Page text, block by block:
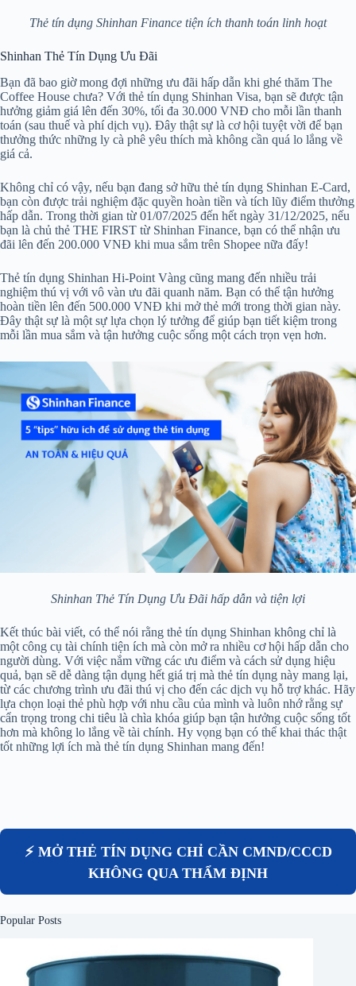
Thẻ tín dụng Shinhan Finance tiện ích thanh toán linh hoạt
Shinhan Thẻ Tín Dụng Ưu Đãi
Bạn đã bao giờ mong đợi những ưu đãi hấp dẫn khi ghé thăm The
Coffee House chưa? Với thẻ tín dụng Shinhan Visa, bạn sẽ được tận
hưởng giảm giá lên đến 30%, tối đa 30.000 VNĐ cho mỗi lần thanh
toán (sau thuế và phí dịch vụ). Đây thật sự là cơ hội tuyệt vời để bạn
thưởng thức những ly cà phê yêu thích mà không cần quá lo lắng về
giá cả.
Không chỉ có vậy, nếu bạn đang sở hữu thẻ tín dụng Shinhan E-Card,
bạn còn được trải nghiệm đặc quyền hoàn tiền và tích lũy điểm thưởng
hấp dẫn. Trong thời gian từ 01/07/2025 đến hết ngày 31/12/2025, nếu
bạn là chủ thẻ THE FIRST từ Shinhan Finance, bạn có thể nhận ưu
đãi lên đến 200.000 VNĐ khi mua sắm trên Shopee nữa đấy!
Thẻ tín dụng Shinhan Hi-Point Vàng cũng mang đến nhiều trải
nghiệm thú vị với vô vàn ưu đãi quanh năm. Bạn có thể tận hưởng
hoàn tiền lên đến 500.000 VNĐ khi mở thẻ mới trong thời gian này.
Đây thật sự là một sự lựa chọn lý tưởng để giúp bạn tiết kiệm trong
mỗi lần mua sắm và tận hưởng cuộc sống một cách trọn vẹn hơn.
Shinhan Thẻ Tín Dụng Ưu Đãi hấp dẫn và tiện lợi
Kết thúc bài viết, có thể nói rằng thẻ tín dụng Shinhan không chỉ là
một công cụ tài chính tiện ích mà còn mở ra nhiều cơ hội hấp dẫn cho
người dùng. Với việc nắm vững các ưu điểm và cách sử dụng hiệu
quả, bạn sẽ dễ dàng tận dụng hết giá trị mà thẻ tín dụng này mang lại,
từ các chương trình ưu đãi thú vị cho đến các dịch vụ hỗ trợ khác. Hãy
lựa chọn loại thẻ phù hợp với nhu cầu của mình và luôn nhớ rằng sự
cẩn trọng trong chi tiêu là chìa khóa giúp bạn tận hưởng cuộc sống tốt
hơn mà không lo lắng về tài chính. Hy vọng bạn có thể khai thác thật
tốt những lợi ích mà thẻ tín dụng Shinhan mang đến!
⚡ MỞ THẺ TÍN DỤNG CHỈ CẦN CMND/CCCD
KHÔNG QUA THẨM ĐỊNH
Popular Posts